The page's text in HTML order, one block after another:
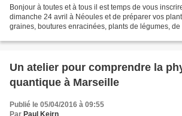
Bonjour à toutes et à tous il est temps de vous
dimanche 24 avril à Néoules et de préparer vos
graines, boutures enracinées, plants de légumes,
Un atelier pour comprendre la
quantique à Marseille
Publié le 05/04/2016 à 09:55
Par Paul Keirn